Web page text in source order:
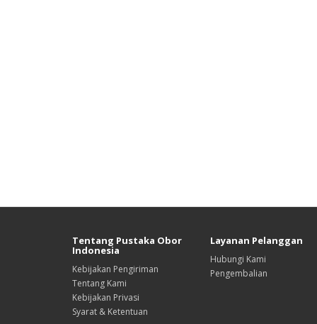
Tentang Pustaka Obor
Indonesia
Kebijakan Pengiriman
Tentang Kami
Kebijakan Privasi
Syarat & Ketentuan
Layanan Pelanggan
Hubungi Kami
Pengembalian